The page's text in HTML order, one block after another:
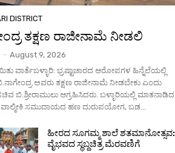
DISTRICT
ತಕ್ಷಣ ರಾಜೀನಾಮೆ ನೀಡಲಿ
- August 9, 2026
ವಾರ್ತೆಬಳ್ಳಾರಿ: ಭ್ರಷ್ಟಾಚಾರದ ಆರೋಪಗಳ ಹಿನ್ನೆಲೆಯಲ್ಲಿ
ಅವರು ತಕ್ಷಣ ರಾಜೀನಾಮೆ ನೀಡಬೇಕು ಎಂದು
ಬಿ.ಶ್ರೀರಾಮುಲು ಆಗ್ರಹಿಸಿದರು. ಬಳ್ಳಾರಿಯಲ್ಲಿ ಮಾತನಾಡಿದ
ಸಮುದಾಯದ ಹಣ ದುರುಪಯೋಗ, ಬಡ...
ಹೀರದ ಸೂಗಮ್ಮ ಶಾಲೆ ಶತಮಾನೋತ್ಸವ:
ವೈಭವದ ಸ್ಥಬ್ದಚಿತ್ರ ಮೆರವಣಿಗೆ